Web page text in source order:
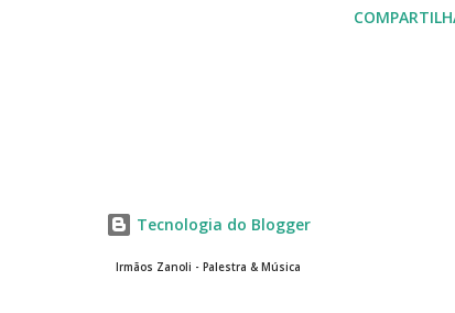
Tecnologia do Blogger
Irmãos Zanoli - Palestra & Música